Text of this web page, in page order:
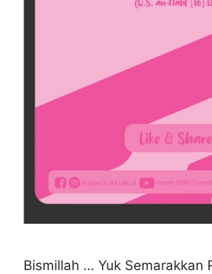
Bismillah … Yuk Semarakkan